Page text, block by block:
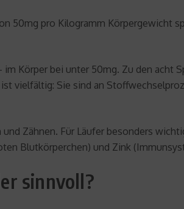
50mg pro Kilogramm Körpergewicht
im Körper bei unter 50mg. Zu den acht
vielfältig: Sie sind an
Zähnen. Für Läufer besonders
Blutkörperchen) und Zink
sinnvoll?